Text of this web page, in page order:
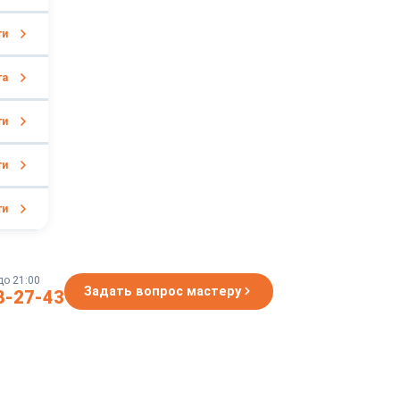
21:00
27-43 Задать вопрос мастеру